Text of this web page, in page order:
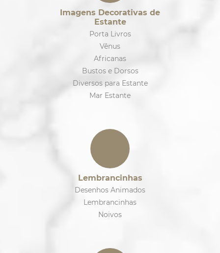
Imagens Decorativas de
Estante
Porta Livros
Vênus
Africanas
Bustos e Dorsos
Diversos para Estante
Mar Estante
Lembrancinhas
Desenhos Animados
Lembrancinhas
Noivos